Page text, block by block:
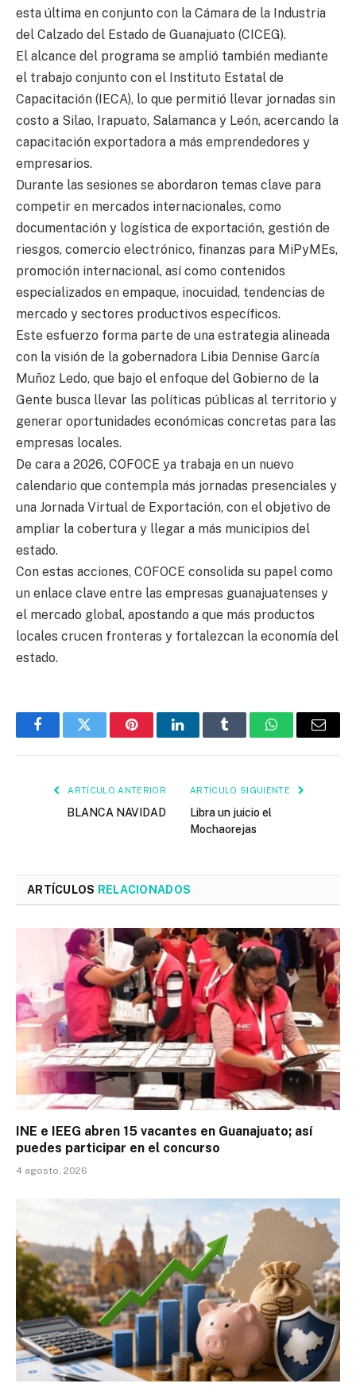
esta última en conjunto con la Cámara de la Industria
del Calzado del Estado de Guanajuato (CICEG).
El alcance del programa se amplió también mediante
el trabajo conjunto con el Instituto Estatal de
Capacitación (IECA), lo que permitió llevar jornadas sin
costo a Silao, Irapuato, Salamanca y León, acercando la
capacitación exportadora a más emprendedores y
empresarios.
Durante las sesiones se abordaron temas clave para
competir en mercados internacionales, como
documentación y logística de exportación, gestión de
riesgos, comercio electrónico, finanzas para MiPyMEs,
promoción internacional, así como contenidos
especializados en empaque, inocuidad, tendencias de
mercado y sectores productivos específicos.
Este esfuerzo forma parte de una estrategia alineada
con la visión de la gobernadora Libia Dennise García
Muñoz Ledo, que bajo el enfoque del Gobierno de la
Gente busca llevar las políticas públicas al territorio y
generar oportunidades económicas concretas para las
empresas locales.
De cara a 2026, COFOCE ya trabaja en un nuevo
calendario que contempla más jornadas presenciales y
una Jornada Virtual de Exportación, con el objetivo de
ampliar la cobertura y llegar a más municipios del
estado.
Con estas acciones, COFOCE consolida su papel como
un enlace clave entre las empresas guanajuatenses y
el mercado global, apostando a que más productos
locales crucen fronteras y fortalezcan la economía del
estado.
FacebookTwitter PinterestLinkedInTumblr WhatsAppEmail
ARTÍCULO ANTERIOR
BLANCA NAVIDAD
ARTÍCULO SIGUIENTE
Libra un juicio el
Mochaorejas
ARTÍCULOS RELACIONADOS
INE e IEEG abren 15 vacantes en Guanajuato; así
puedes participar en el concurso
4 agosto, 2026